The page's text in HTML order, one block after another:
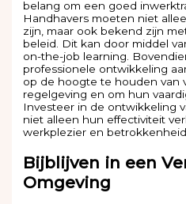
belang om een goed
Handhavers moeten niet
zijn, maar ook bekend zijn
beleid. Dit kan door middel
on-the-job learning.
professionele ontwikkeling
op de hoogte te houden van
regelgeving en om hun
Investeer in de ontwikkeling
niet alleen hun effectiviteit
werkplezier en
Bijblijven in een
Omgeving